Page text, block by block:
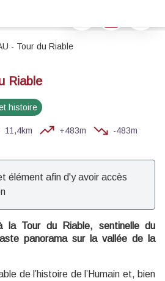
Voir l'image en plein écran
- Tour du Riable
Riable
histoire
11,4km +483m
-483m
élément afin d'y avoir accès
la Tour du Riable, sentinelle du
panorama sur la vallée de la
de l’histoire de l’Humain et, bien